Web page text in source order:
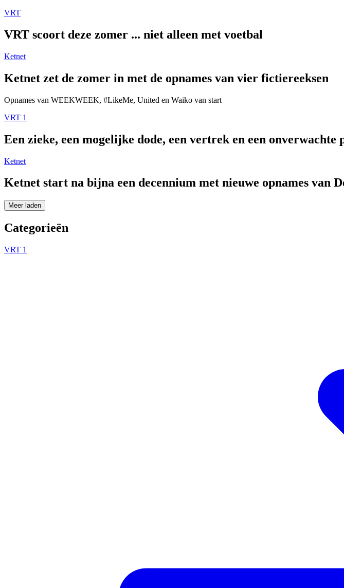
VRT
VRT scoort deze zomer ... niet alleen met voetbal
Ketnet
Ketnet zet de zomer in met de opnames van vier fictiereeksen
Opnames van WEEKWEEK, #LikeMe, United en Waiko van start
VRT 1
Een zieke, een mogelijke dode, een vertrek en een
Ketnet
Ketnet start na bijna een decennium met nieuwe opnames van
Meer laden
Categorieën
VRT 1